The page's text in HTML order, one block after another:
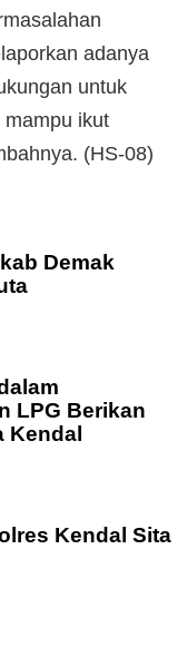
adanya
untuk
ikut
(HS-08)
Demak
LPG Berikan
Kendal
Kendal Sita